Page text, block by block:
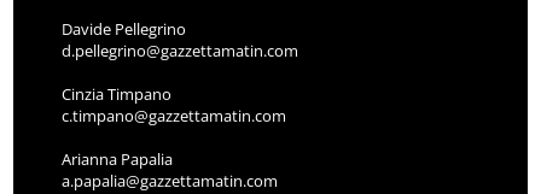
Davide Pellegrino
d.pellegrino@gazzettamatin.com
Cinzia Timpano
c.timpano@gazzettamatin.com
Arianna Papalia
a.papalia@gazzettamatin.com